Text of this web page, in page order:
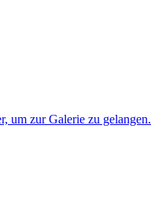
um zur Galerie zu gelangen.